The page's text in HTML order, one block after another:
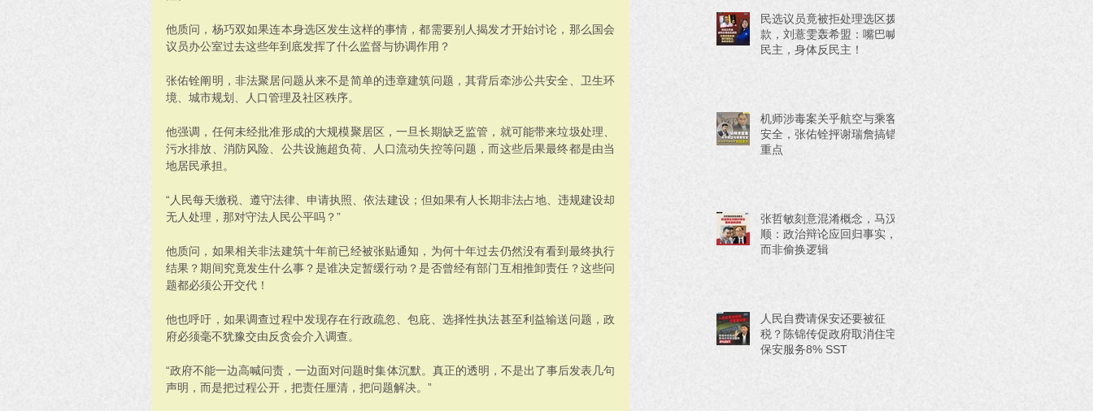
他质问，杨巧双如果连本身选区发生这样的事情，都需要别人揭发才开始讨论，那么国会
议员办公室过去这些年到底发挥了什么监督与协调作用？
张佑铨阐明，非法聚居问题从来不是简单的违章建筑问题，其背后牵涉公共安全、卫生环
境、城市规划、人口管理及社区秩序。
他强调，任何未经批准形成的大规模聚居区，一旦长期缺乏监管，就可能带来垃圾处理、
污水排放、消防风险、公共设施超负荷、人口流动失控等问题，而这些后果最终都是由当
地居民承担。
“人民每天缴税、遵守法律、申请执照、依法建设；但如果有人长期非法占地、违规建设却
无人处理，那对守法人民公平吗？”
他质问，如果相关非法建筑十年前已经被张贴通知，为何十年过去仍然没有看到最终执行
结果？期间究竟发生什么事？是谁决定暂缓行动？是否曾经有部门互相推卸责任？这些问
题都必须公开交代！
他也呼吁，如果调查过程中发现存在行政疏忽、包庇、选择性执法甚至利益输送问题，政
府必须毫不犹豫交由反贪会介入调查。
“政府不能一边高喊问责，一边面对问题时集体沉默。真正的透明，不是出了事后发表几句
声明，而是把过程公开，把责任厘清，把问题解决。”
民选议员竟被拒处理选区拨
款，刘薏雯轰希盟：嘴巴喊
民主，身体反民主！
机师涉毒案关乎航空与乘客
安全，张佑铨抨谢瑞詹搞错
重点
张哲敏刻意混淆概念，马汉
顺：政治辩论应回归事实，
而非偷换逻辑
人民自费请保安还要被征
税？陈锦传促政府取消住宅
保安服务8% SST